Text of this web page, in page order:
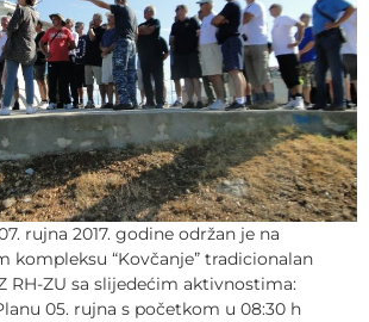
rujna 2017. godine održan je na
kompleksu “Kovčanje” tradicionalan
RH-ZU sa slijedećim aktivnostima:
05. rujna s početkom u 08:30 h